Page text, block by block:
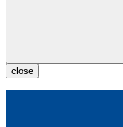
close